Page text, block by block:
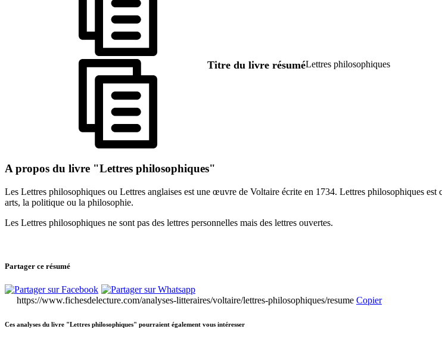
Titre du livre résuméLettres philosophiques
A propos du livre "Lettres philosophiques"
Les Lettres philosophiques ou Lettres anglaises est une œuvre de Voltaire écrite en 1734. Lettres philosophiques
arts, la politique ou la philosophie.
Les Lettres philosophiques ne sont pas des lettres personnelles mais des lettres ouvertes.
Partager ce résumé
https://www.fichesdelecture.com/analyses-litteraires/voltaire/lettres-philosophiques/resume Copier
Ces analyses du livre "Lettres philosophiques" pourraient également vous intéresser